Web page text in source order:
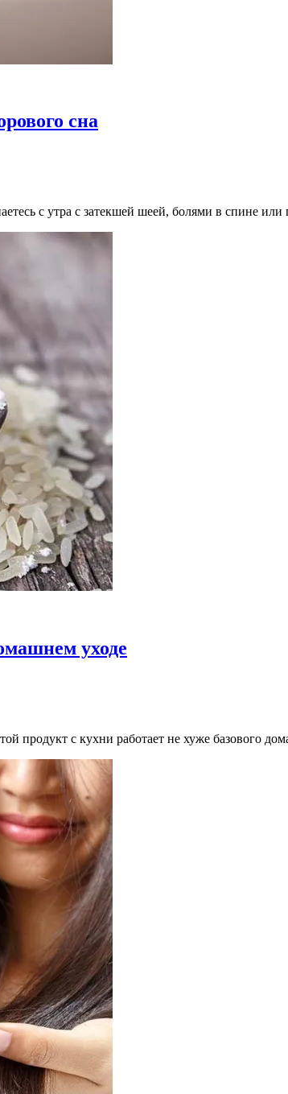
сна
с утра с затекшей шеей, болями в спине
уходе
продукт с кухни работает не хуже базового